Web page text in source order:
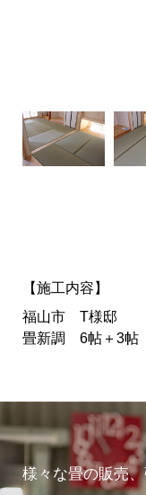
【施工内容】
福山市 T様邸
畳新調 6帖＋3帖
様々な畳の販売